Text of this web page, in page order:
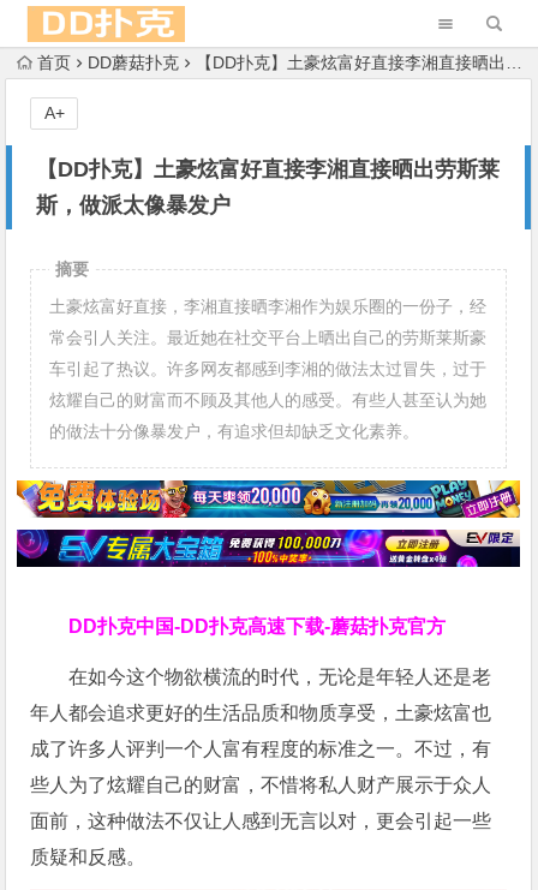
首页 DD蘑菇扑克 【DD扑克】土豪炫富好直接李湘直接晒出劳斯莱斯，做派太像暴发户
【DD扑克】土豪炫富好直接李湘直接晒出劳斯莱
斯，做派太像暴发户
A+
摘要
土豪炫富好直接，李湘直接晒李湘作为娱乐圈的一份子，经
常会引人关注。最近她在社交平台上晒出自己的劳斯莱斯豪
车引起了热议。许多网友都感到李湘的做法太过冒失，过于
炫耀自己的财富而不顾及其他人的感受。有些人甚至认为她
的做法十分像暴发户，有追求但却缺乏文化素养。
DD扑克中国-DD扑克高速下载-蘑菇扑克官方
在如今这个物欲横流的时代，无论是年轻人还是老
年人都会追求更好的生活品质和物质享受，土豪炫富也
成了许多人评判一个人富有程度的标准之一。不过，有
些人为了炫耀自己的财富，不惜将私人财产展示于众人
面前，这种做法不仅让人感到无言以对，更会引起一些
质疑和反感。